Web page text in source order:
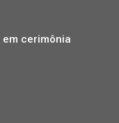
cerimônia